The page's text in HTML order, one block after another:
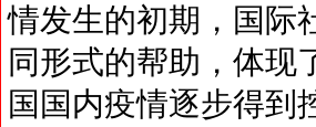
情发生的初期，国际
同形式的帮助，体现
国国内疫情逐步得到